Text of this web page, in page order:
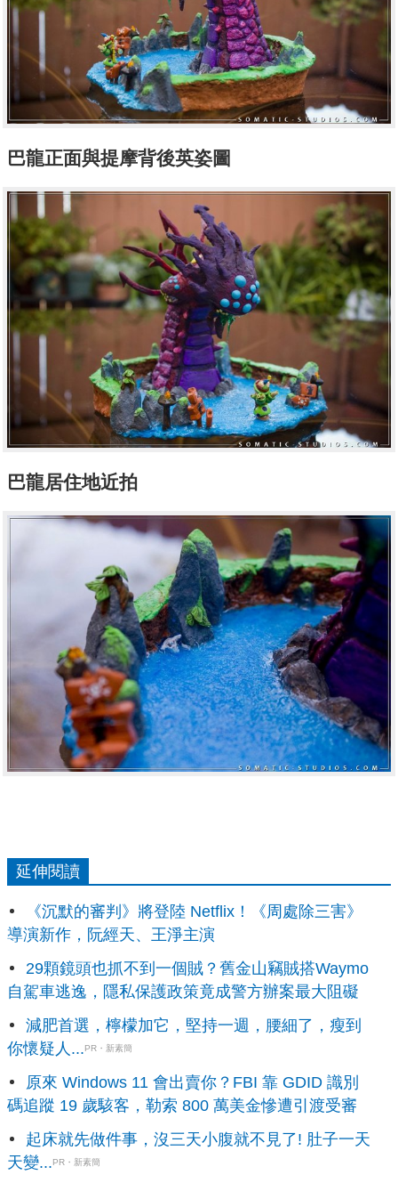
巴龍正面與提摩背後英姿圖
巴龍居住地近拍
延伸閱讀
《沉默的審判》將登陸 Netflix！《周處除三害》
導演新作，阮經天、王淨主演
29顆鏡頭也抓不到一個賊？舊金山竊賊搭Waymo
自駕車逃逸，隱私保護政策竟成警方辦案最大阻礙
減肥首選，檸檬加它，堅持一週，腰細了，瘦到
你懷疑人...PR・新素簡
原來 Windows 11 會出賣你？FBI 靠 GDID 識別
碼追蹤 19 歲駭客，勒索 800 萬美金慘遭引渡受審
起床就先做件事，沒三天小腹就不見了! 肚子一天
天變...PR・新素簡